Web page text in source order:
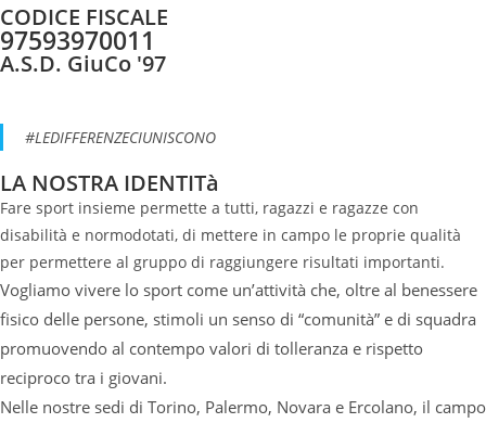
CODICE FISCALE
97593970011
A.S.D. GiuCo '97
#LEDIFFERENZECIUNISCONO
LA NOSTRA IDENTITà
Fare sport insieme permette a tutti, ragazzi e ragazze con
disabilità e normodotati, di mettere in campo le proprie qualità
per permettere al gruppo di raggiungere risultati importanti.
Vogliamo vivere lo sport come un’attività che, oltre al benessere
fisico delle persone, stimoli un senso di “comunità” e di squadra
promuovendo al contempo valori di tolleranza e rispetto
reciproco tra i giovani.
Nelle nostre sedi di Torino, Palermo, Novara e Ercolano, il campo